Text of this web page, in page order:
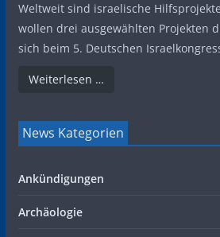
Weltweit sind israelische
wollen drei ausgewählten Projekten
sich beim 5. Deutschen
Weiterlesen …
News Kategorien
Ankündigungen
Archäologie